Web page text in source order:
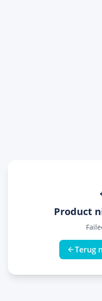
Product
Terug